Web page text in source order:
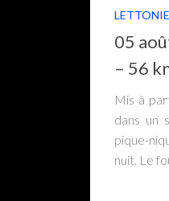
LETTONIE
05
– 56
Mis à
dans un
pique-
nuit. Le